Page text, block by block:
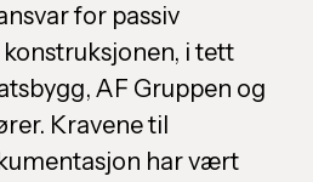
for passiv
i tett
AF Gruppen og
Kravene til
har vært